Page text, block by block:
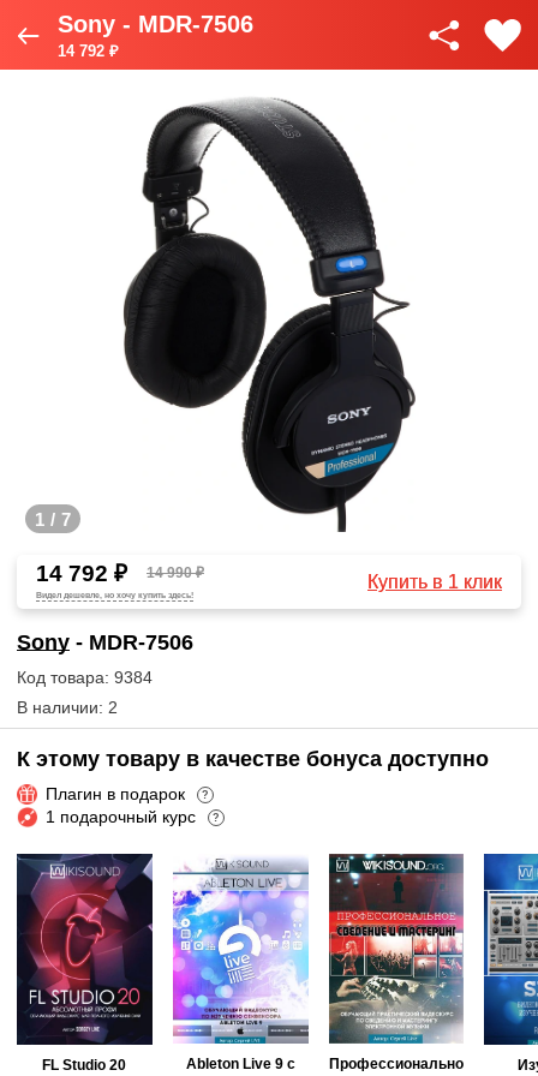
Sony - MDR-7506
14 792 ₽
1 / 7
14 792 ₽ 14 990 ₽
Видел дешевле, но хочу купить здесь!
Купить в 1 клик
Sony - MDR-7506
Код товара: 9384
В наличии: 2
К этому товару в качестве бонуса доступно
Плагин в подарок ?
1 подарочный курс ?
FL Studio 20
Ableton Live 9 с
Профессионально